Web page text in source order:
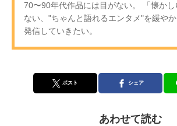
70〜90年代作品には目がない。 「懐か
ない、"ちゃんと語れるエンタメ"を緩や
発信していきたい。
ポスト シェア
あわせて読む